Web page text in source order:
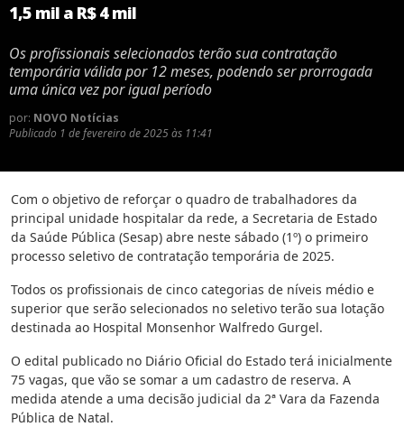
1,5 mil a R$ 4 mil
Os profissionais selecionados terão sua contratação
temporária válida por 12 meses, podendo ser prorrogada
uma única vez por igual período
por: NOVO Notícias
Publicado 1 de fevereiro de 2025 às 11:41
Com o objetivo de reforçar o quadro de trabalhadores da
principal unidade hospitalar da rede, a Secretaria de Estado
da Saúde Pública (Sesap) abre neste sábado (1º) o primeiro
processo seletivo de contratação temporária de 2025.
Todos os profissionais de cinco categorias de níveis médio e
superior que serão selecionados no seletivo terão sua lotação
destinada ao Hospital Monsenhor Walfredo Gurgel.
O edital publicado no Diário Oficial do Estado terá inicialmente
75 vagas, que vão se somar a um cadastro de reserva. A
medida atende a uma decisão judicial da 2ª Vara da Fazenda
Pública de Natal.